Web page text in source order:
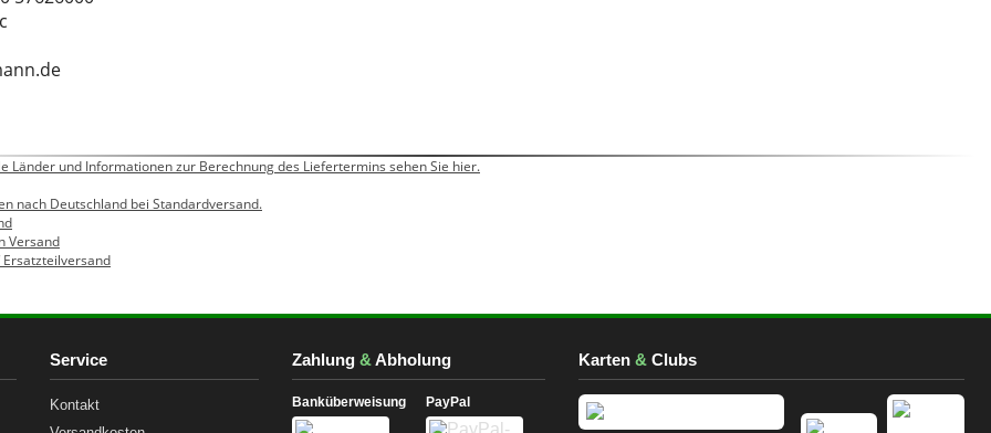
Länder und Informationen zur Berechnung des Liefertermins sehen Sie hier.
nach Deutschland bei Standardversand.
Versand
Ersatzteilversand
Service
Kontakt
Zahlung &Abholung
Banküberweisung PayPal
Karten& Clubs